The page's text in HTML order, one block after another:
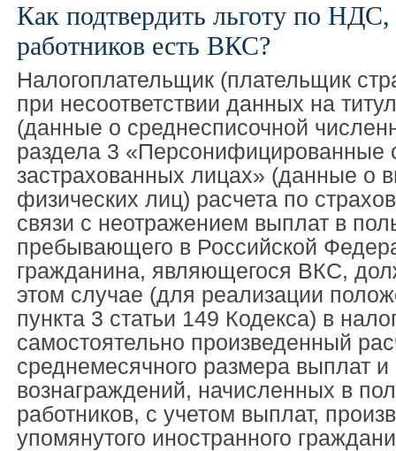
Как подтвердить льготу по НДС,
работников есть ВКС?
Налогоплательщик (плательщик
при несоответствии данных на
(данные о среднесписочной
раздела 3 «Персонифицированные
застрахованных лицах» (данные о
физических лиц) расчета по
связи с неотражением выплат в
пребывающего в Российской
гражданина, являющегося ВКС,
этом случае (для реализации
пункта 3 статьи 149 Кодекса) в
самостоятельно произведенный
среднемесячного размера выплат
вознаграждений, начисленных в
работников, с учетом выплат,
упомянутого иностранного